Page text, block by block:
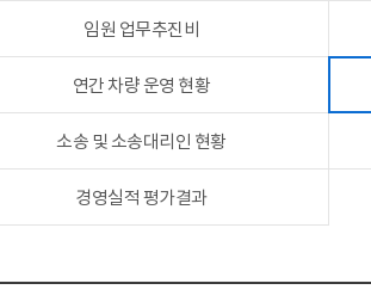
임원 업무추진비
연간 차량 운영 현황
소송 및 소송대리인 현황
경영실적 평가결과